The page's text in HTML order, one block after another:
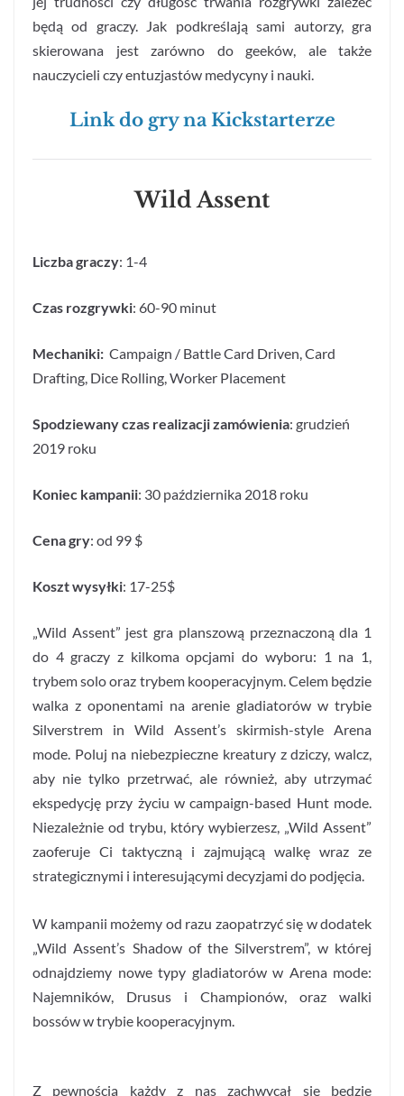
będą od graczy. Jak podkreślają sami autorzy, gra
skierowana jest zarówno do geeków, ale także
nauczycieli czy entuzjastów medycyny i nauki.
Link do gry na Kickstarterze
Wild Assent
Liczba graczy: 1-4
Czas rozgrywki: 60-90 minut
Mechaniki: Campaign / Battle Card Driven, Card
Drafting, Dice Rolling, Worker Placement
Spodziewany czas realizacji zamówienia: grudzień
2019 roku
Koniec kampanii: 30 października 2018 roku
Cena gry: od 99 $
Koszt wysyłki: 17-25$
„Wild Assent” jest gra planszową przeznaczoną dla 1
do 4 graczy z kilkoma opcjami do wyboru: 1 na 1,
trybem solo oraz trybem kooperacyjnym. Celem będzie
walka z oponentami na arenie gladiatorów w trybie
Silverstrem in Wild Assent’s skirmish-style Arena
mode. Poluj na niebezpieczne kreatury z dziczy, walcz,
aby nie tylko przetrwać, ale również, aby utrzymać
ekspedycję przy życiu w campaign-based Hunt mode.
Niezależnie od trybu, który wybierzesz, „Wild Assent”
zaoferuje Ci taktyczną i zajmującą walkę wraz ze
strategicznymi i interesującymi decyzjami do podjęcia.
W kampanii możemy od razu zaopatrzyć się w dodatek
„Wild Assent’s Shadow of the Silverstrem”, w której
odnajdziemy nowe typy gladiatorów w Arena mode:
Najemników, Drusus i Championów, oraz walki
bossów w trybie kooperacyjnym.
Z pewnością każdy z nas zachwycał się będzie